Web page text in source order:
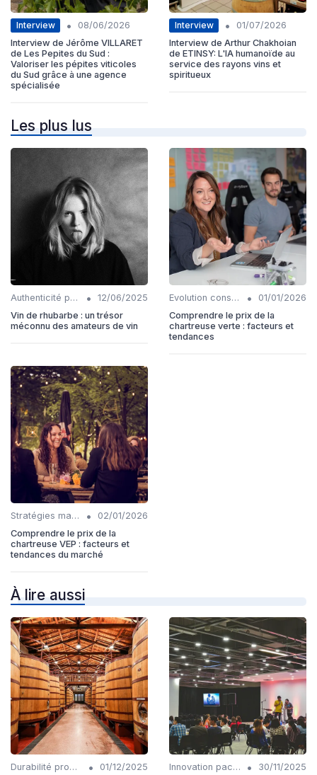
Interview •
08/06/2026
Interview de Jérôme VILLARET
de Les Pepites du Sud :
Valoriser les pépites viticoles
du Sud grâce à une agence
spécialisée
Interview •
01/07/2026
Interview de Arthur Chakhoian
de ETINSY: L'IA humanoïde au
service des rayons vins et
spiritueux
Les plus lus
Authenticité produits •
12/06/2025
Vin de rhubarbe : un trésor
méconnu des amateurs de vin
Evolution consommation •
01/01/2026
Comprendre le prix de la
chartreuse verte : facteurs et
tendances
Stratégies marketing •
02/01/2026
Comprendre le prix de la
chartreuse VEP : facteurs et
tendances du marché
À lire aussi
Durabilité production •
01/12/2025
Innovation packaging •
30/11/2025